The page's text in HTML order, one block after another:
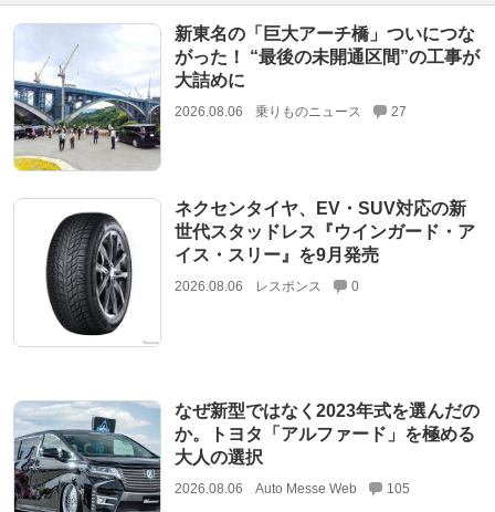
新東名の「巨大アーチ橋」ついにつな
がった！ “最後の未開通区間”の工事が
大詰めに
2026.08.06 乗りものニュース 27
ネクセンタイヤ、EV・SUV対応の新
世代スタッドレス『ウインガード・ア
イス・スリー』を9月発売
2026.08.06 レスポンス 0
なぜ新型ではなく2023年式を選んだの
か。トヨタ「アルファード」を極める
大人の選択
2026.08.06 Auto Messe Web 105